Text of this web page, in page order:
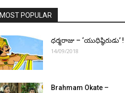
MOST POPULAR
ధర్మరాజు – ‘యుధిష్ఠిరుడు’ !
14/09/2018
Brahmam Okate –